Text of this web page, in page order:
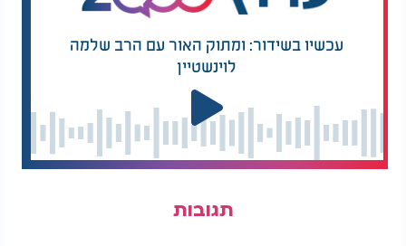
עכשיו בשידור: ומתוק האור עם הרב שלמה
לוינשטיין
תגובות